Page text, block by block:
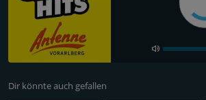
Dir könnte auch gefallen